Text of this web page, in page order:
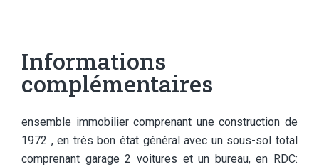
Informations
complémentaires
ensemble immobilier comprenant une construction de
1972 , en très bon état général avec un sous-sol total
comprenant garage 2 voitures et un bureau, en RDC: